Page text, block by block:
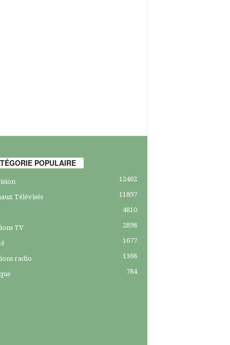
POPULAIRE
12462
Télévisés 11897
4810
TV 2898
1677
radio 1368
784